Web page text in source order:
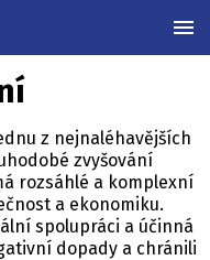
z nejnaléhavějších
zvyšování
rozsáhlé a komplexní
a ekonomiku.
spolupráci a účinná
dopady a chránili